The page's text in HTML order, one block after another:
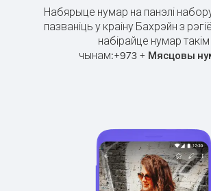
Набярыце нумар на панэлі
пазваніць у краіну Бахрэйн з
набірайце нумар такім
чынам:+973 + Мясцовы